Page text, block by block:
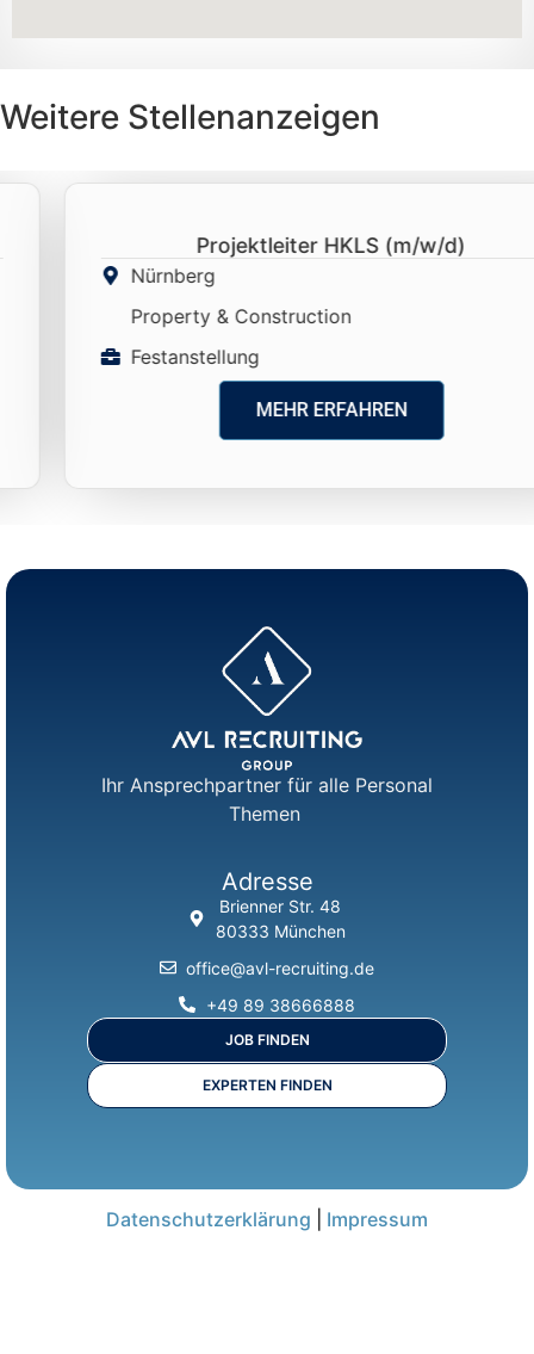
Weitere Stellenanzeigen
Projektleiter HKLS (m/w/d)
Nürnberg
Property & Construction
Festanstellung
MEHR ERFAHREN
Ihr Ansprechpartner für alle Personal
Themen
Adresse
Brienner Str. 48
80333 München
office@avl-recruiting.de
+49 89 38666888
JOB FINDEN
EXPERTEN FINDEN
Datenschutzerklärung Impressum